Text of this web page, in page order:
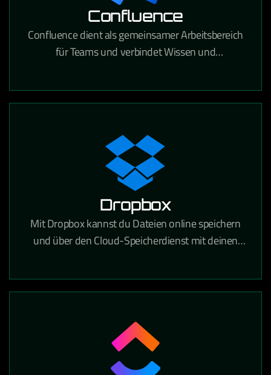
Confluence
Confluence dient als gemeinsamer Arbeitsbereich
für Teams und verbindet Wissen und
verschiedene Projekte oder Ideen entwickeln,
Dropbox
Mit Dropbox kannst du Dateien online speichern
und über den Cloud-Speicherdienst mit deinen
und die Sicherheit von Dropbox.